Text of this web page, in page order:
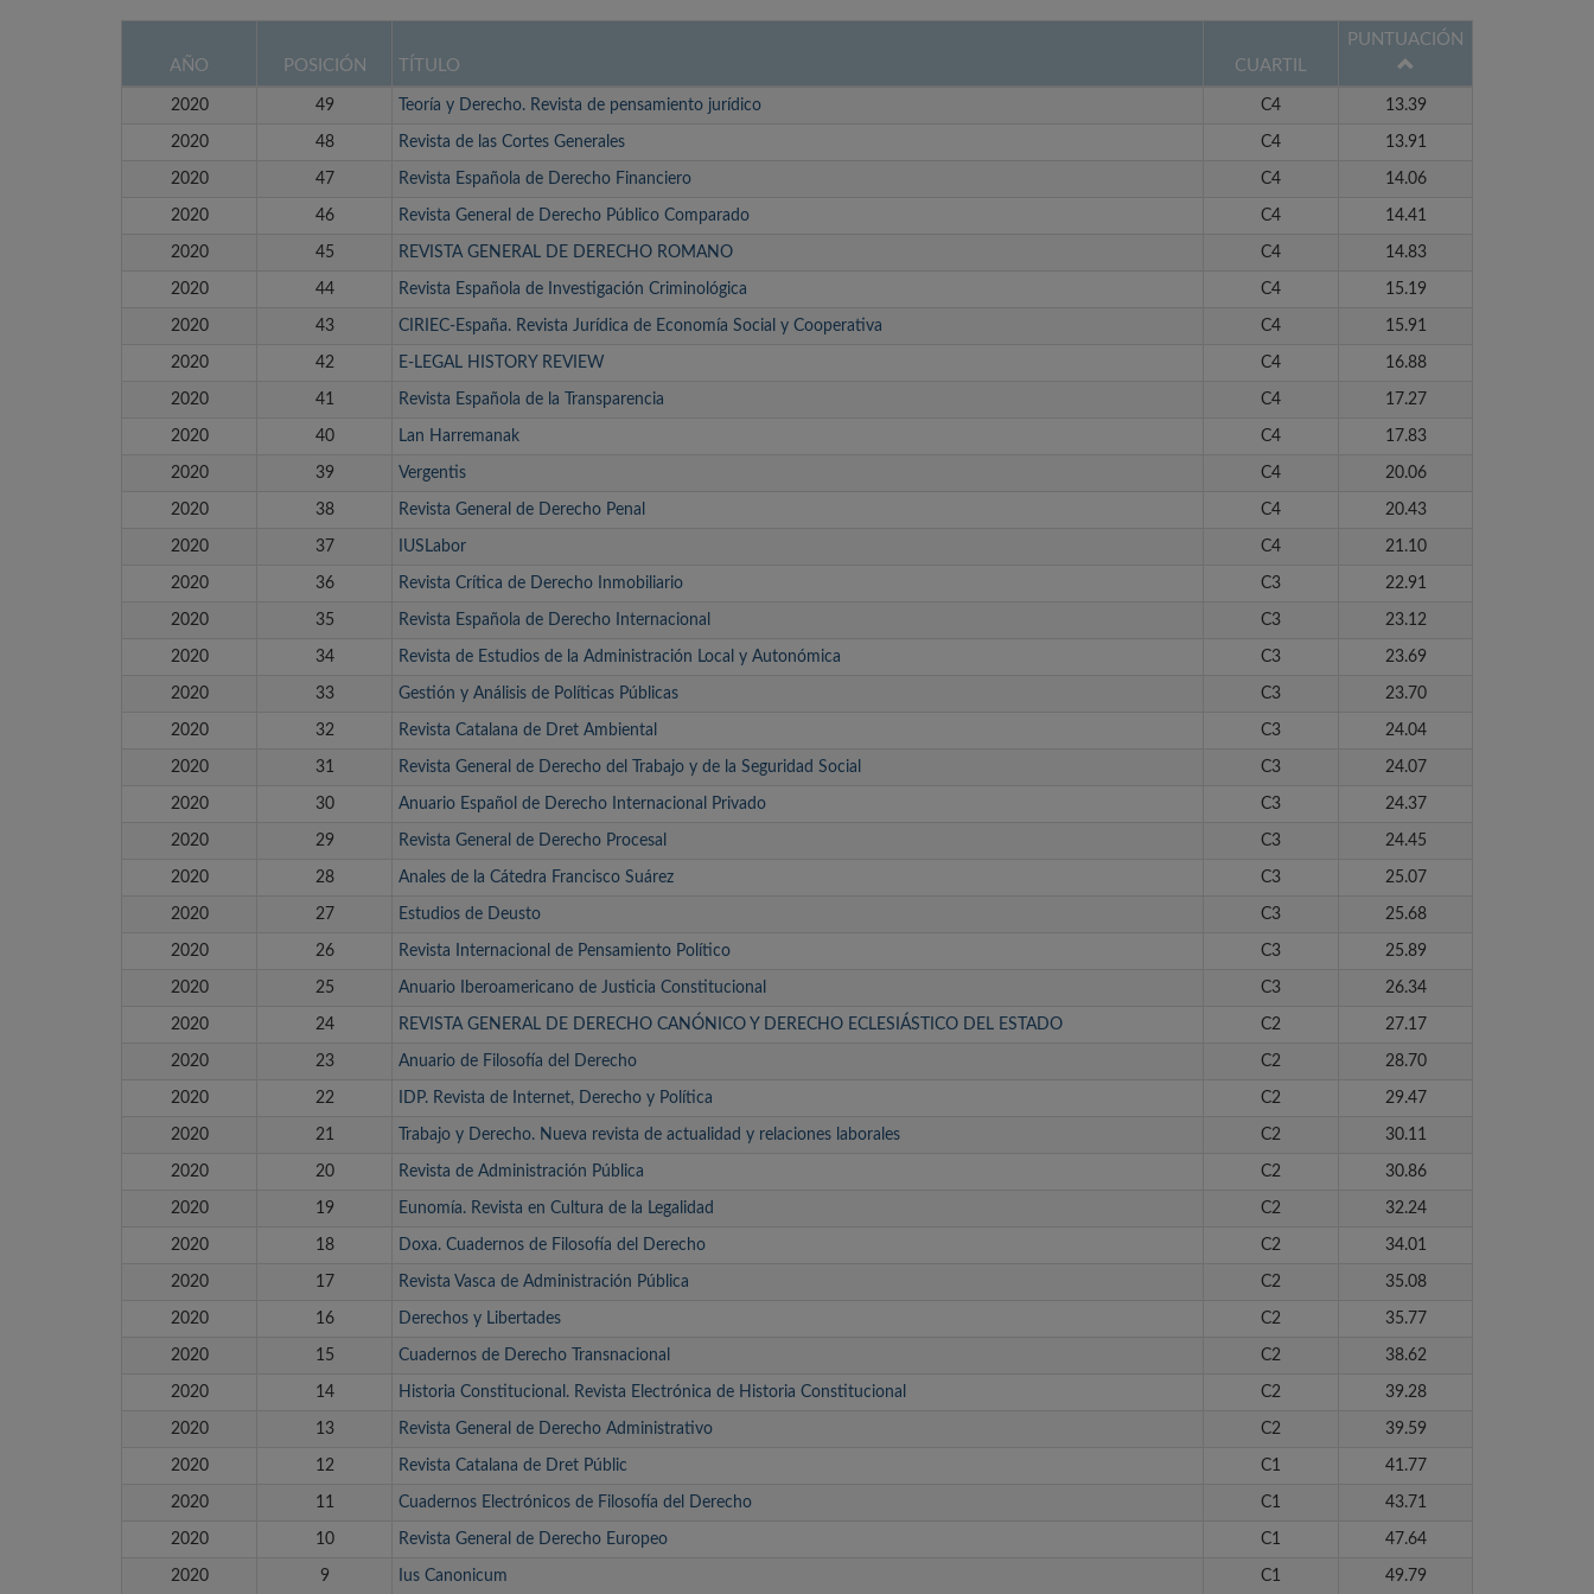
AÑO POSICIÓN TÍTULO CUARTIL
PUNTUACIÓN
2020 49 Teoría y Derecho. Revista de pensamiento jurídico C4 13.39
2020 48 Revista de las Cortes Generales C4 13.91
2020 47 Revista Española de Derecho Financiero C4 14.06
2020 46 Revista General de Derecho Público Comparado C4 14.41
2020 45 REVISTA GENERAL DE DERECHO ROMANO C4 14.83
2020 44 Revista Española de Investigación Criminológica C4 15.19
2020 43 CIRIEC-España. Revista Jurídica de Economía Social y Cooperativa C4 15.91
2020 42 E-LEGAL HISTORY REVIEW C4 16.88
2020 41 Revista Española de la Transparencia C4 17.27
2020 40 Lan Harremanak C4 17.83
2020 39 Vergentis C4 20.06
2020 38 Revista General de Derecho Penal C4 20.43
2020 37 IUSLabor C4 21.10
2020 36 Revista Crítica de Derecho Inmobiliario C3 22.91
2020 35 Revista Española de Derecho Internacional C3 23.12
2020 34 Revista de Estudios de la Administración Local y Autonómica C3 23.69
2020 33 Gestión y Análisis de Políticas Públicas C3 23.70
2020 32 Revista Catalana de Dret Ambiental C3 24.04
2020 31 Revista General de Derecho del Trabajo y de la Seguridad Social C3 24.07
2020 30 Anuario Español de Derecho Internacional Privado C3 24.37
2020 29 Revista General de Derecho Procesal C3 24.45
2020 28 Anales de la Cátedra Francisco Suárez C3 25.07
2020 27 Estudios de Deusto C3 25.68
2020 26 Revista Internacional de Pensamiento Político C3 25.89
2020 25 Anuario Iberoamericano de Justicia Constitucional C3 26.34
2020 24 REVISTA GENERAL DE DERECHO CANÓNICO Y DERECHO ECLESIÁSTICO DEL ESTADO C2 27.17
2020 23 Anuario de Filosofía del Derecho C2 28.70
2020 22 IDP. Revista de Internet, Derecho y Política C2 29.47
2020 21 Trabajo y Derecho. Nueva revista de actualidad y relaciones laborales C2 30.11
2020 20 Revista de Administración Pública C2 30.86
2020 19 Eunomía. Revista en Cultura de la Legalidad C2 32.24
2020 18 Doxa. Cuadernos de Filosofía del Derecho C2 34.01
2020 17 Revista Vasca de Administración Pública C2 35.08
2020 16 Derechos y Libertades C2 35.77
2020 15 Cuadernos de Derecho Transnacional C2 38.62
2020 14 Historia Constitucional. Revista Electrónica de Historia Constitucional C2 39.28
2020 13 Revista General de Derecho Administrativo C2 39.59
2020 12 Revista Catalana de Dret Públic C1 41.77
2020 11 Cuadernos Electrónicos de Filosofía del Derecho C1 43.71
2020 10 Revista General de Derecho Europeo C1 47.64
2020 9 Ius Canonicum C1 49.79